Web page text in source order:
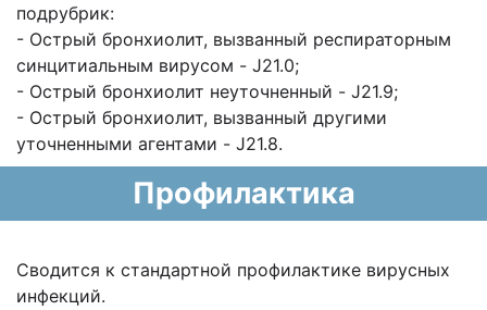
подрубрик:
- Острый бронхиолит, вызванный респираторным
синцитиальным вирусом - J21.0;
- Острый бронхиолит неуточненный - J21.9;
- Острый бронхиолит, вызванный другими
уточненными агентами - J21.8.
Профилактика
Сводится к стандартной профилактике вирусных
инфекций.